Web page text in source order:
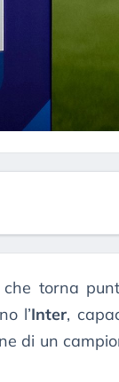
torna
l’Inter,
di un
pesa più
L’America
del 2008?